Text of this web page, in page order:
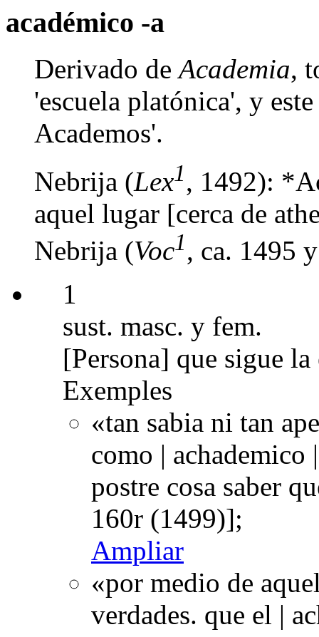
académico -a
Derivado deAcademia,
'escuela platónica', y
Academos'.
Nebrija (Lex1, 1492):
aquel lugar [cerca de
Nebrija (Voc1, ca. 1495
1
sust. masc. y fem.
[Persona] que sigue
Exemples
«tan sabia ni tan
como | achademico
postre cosa saber
160r (1499)];
Ampliar
«por medio de
verdades. que el |